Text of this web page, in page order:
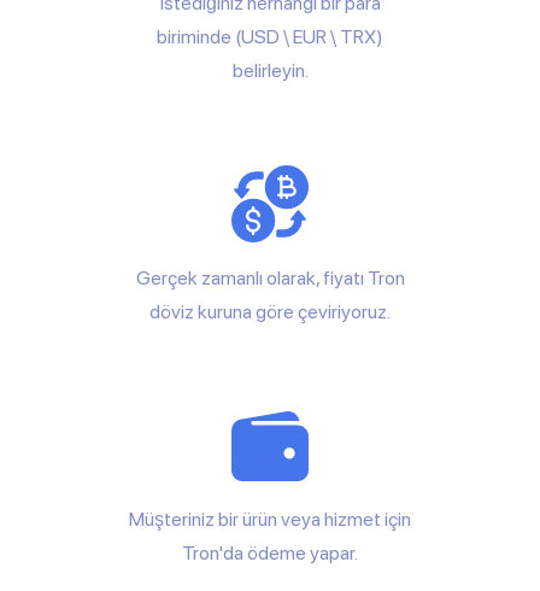
biriminde (USD \ EUR \ TRX)
belirleyin.
Gerçek zamanlı olarak, fiyatı Tron
döviz kuruna göre çeviriyoruz.
Müşteriniz bir ürün veya hizmet için
Tron'da ödeme yapar.